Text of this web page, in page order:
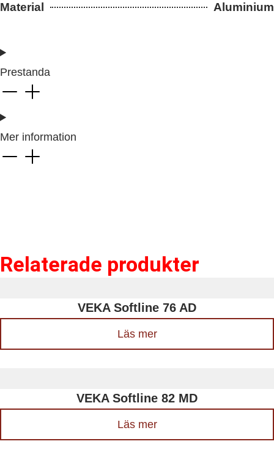
Material
Aluminium
Prestanda
Mer information
Relaterade produkter
VEKA Softline 76 AD
Läs mer
VEKA Softline 82 MD
Läs mer